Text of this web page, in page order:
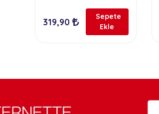
319,90
Sepete
Ekle